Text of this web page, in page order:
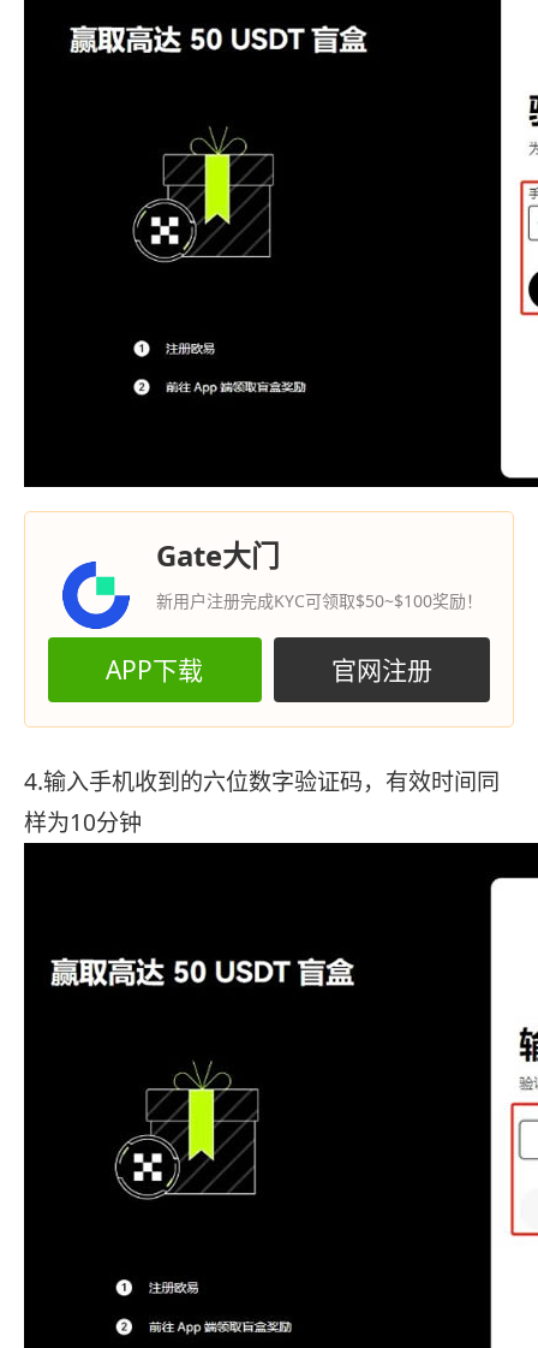
Gate大门
新用户注册完成KYC可领取$50~$100奖励！
APP下载 官网注册
4.输入手机收到的六位数字验证码，有效时间同
样为10分钟